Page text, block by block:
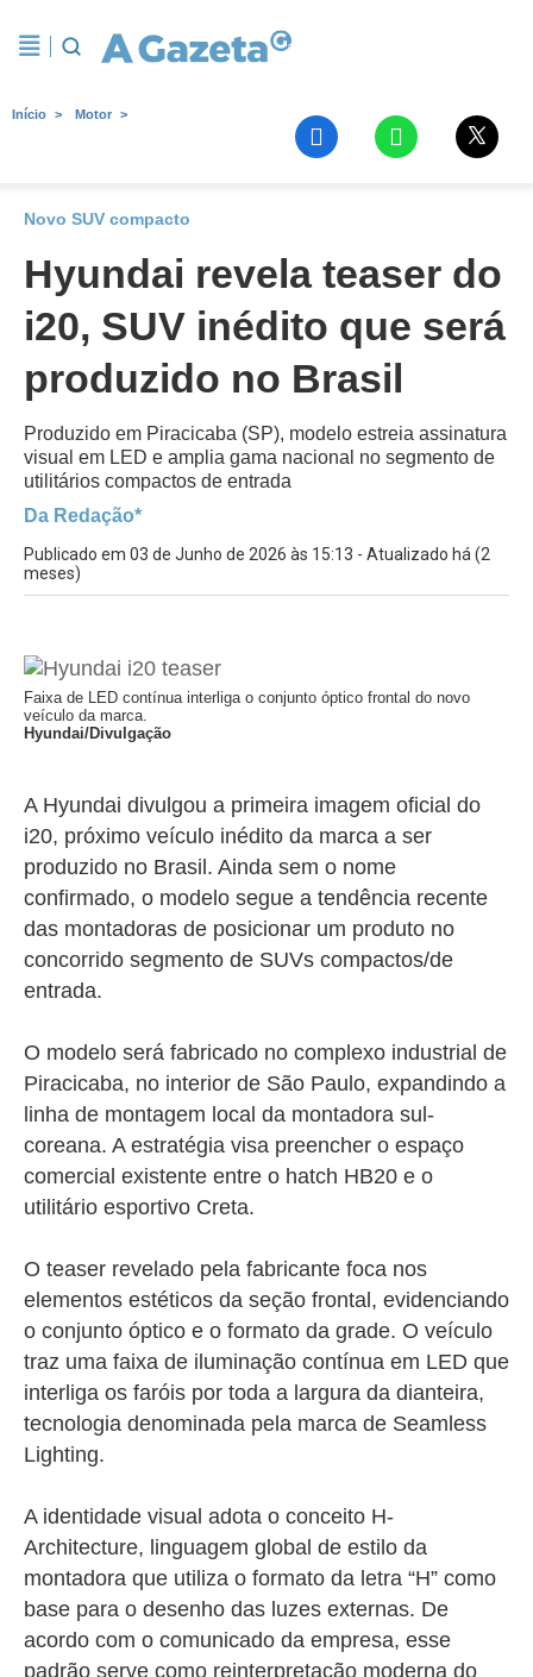
Início Motor
Novo SUV compacto
Hyundai revela teaser do
i20, SUV inédito que será
produzido no Brasil
Produzido em Piracicaba (SP), modelo estreia assinatura
visual em LED e amplia gama nacional no segmento de
utilitários compactos de entrada
Da Redação*
Publicado em 03 de Junho de 2026 às 15:13 - Atualizado há (2
meses)
Faixa de LED contínua interliga o conjunto óptico frontal do novo
veículo da marca.
Hyundai/Divulgação
A Hyundai divulgou a primeira imagem oficial do
i20, próximo veículo inédito da marca a ser
produzido no Brasil. Ainda sem o nome
confirmado, o modelo segue a tendência recente
das montadoras de posicionar um produto no
concorrido segmento de SUVs compactos/de
entrada.
O modelo será fabricado no complexo industrial de
Piracicaba, no interior de São Paulo, expandindo a
linha de montagem local da montadora sul-
coreana. A estratégia visa preencher o espaço
comercial existente entre o hatch HB20 e o
utilitário esportivo Creta.
O teaser revelado pela fabricante foca nos
elementos estéticos da seção frontal, evidenciando
o conjunto óptico e o formato da grade. O veículo
traz uma faixa de iluminação contínua em LED que
interliga os faróis por toda a largura da dianteira,
tecnologia denominada pela marca de Seamless
Lighting.
A identidade visual adota o conceito H-
Architecture, linguagem global de estilo da
montadora que utiliza o formato da letra “H” como
base para o desenho das luzes externas. De
acordo com o comunicado da empresa, esse
padrão serve como reinterpretação moderna do